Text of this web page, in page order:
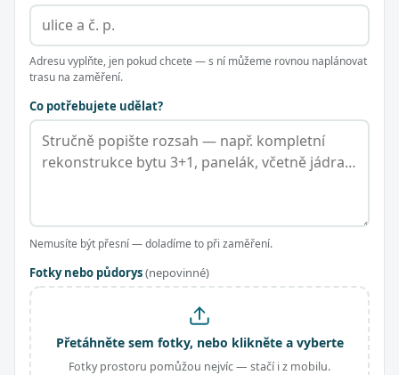
Adresu vyplňte, jen pokud chcete — s ní můžeme rovnou naplánovat
trasu na zaměření.
Co potřebujete udělat?
Nemusíte být přesní — doladíme to při zaměření.
Fotky nebo půdorys(nepovinné)
Přetáhněte sem fotky, nebo klikněte a vyberte
Fotky prostoru pomůžou nejvíc — stačí i z mobilu.